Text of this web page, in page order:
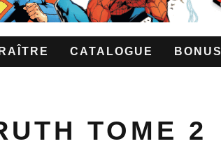
CATALOGUE BONUS
TOME 2